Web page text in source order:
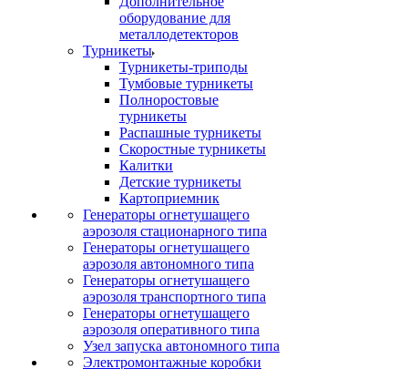
оборудование для
металлодетекторов
Турникеты
Турникеты-триподы
Тумбовые турникеты
Полноростовые
турникеты
Распашные турникеты
Скоростные турникеты
Калитки
Детские турникеты
Картоприемник
Генераторы огнетушащего
аэрозоля стационарного типа
Генераторы огнетушащего
аэрозоля автономного типа
Генераторы огнетушащего
аэрозоля транспортного типа
Генераторы огнетушащего
аэрозоля оперативного типа
Узел запуска автономного типа
Электромонтажные коробки